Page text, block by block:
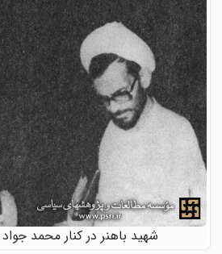
شهید باهنر در کنار محمد